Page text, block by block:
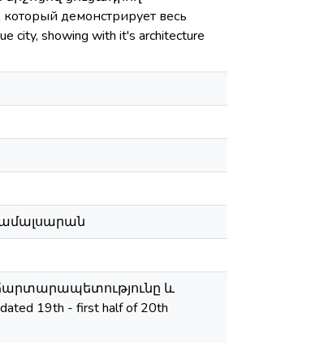
демонстрирует весь
city, showing with it's architecture
և
19th - first half of 20th